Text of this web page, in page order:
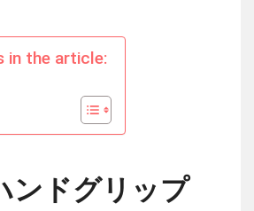
in the article:
ンドグリップ